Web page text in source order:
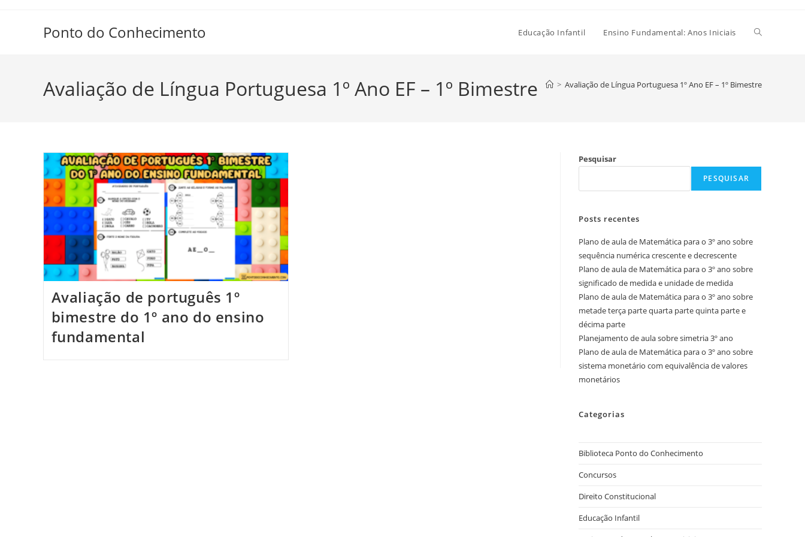
Ponto do Conhecimento Educação Infantil Ensino Fundamental: Anos Iniciais Alternar
site
Avaliação de Língua Portuguesa 1º Ano EF – 1º Bimestre > Avaliação de Língua Portuguesa 1º Ano EF – 1º Bimestre
Avaliação de português 1º
bimestre do 1º ano do ensino
fundamental
Pesquisar
PESQUISAR
Posts recentes
Plano de aula de Matemática para o 3º ano sobre
sequência numérica crescente e decrescente
Plano de aula de Matemática para o 3º ano sobre
significado de medida e unidade de medida
Plano de aula de Matemática para o 3º ano sobre
metade terça parte quarta parte quinta parte e
décima parte
Planejamento de aula sobre simetria 3º ano
Plano de aula de Matemática para o 3º ano sobre
sistema monetário com equivalência de valores
monetários
Categorias
Biblioteca Ponto do Conhecimento
Concursos
Direito Constitucional
Educação Infantil